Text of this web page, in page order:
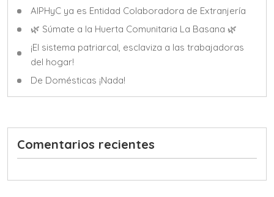
AIPHyC ya es Entidad Colaboradora de Extranjería
🌿 Súmate a la Huerta Comunitaria La Basana 🌿
¡El sistema patriarcal, esclaviza a las trabajadoras
del hogar!
De Domésticas ¡Nada!
Comentarios recientes